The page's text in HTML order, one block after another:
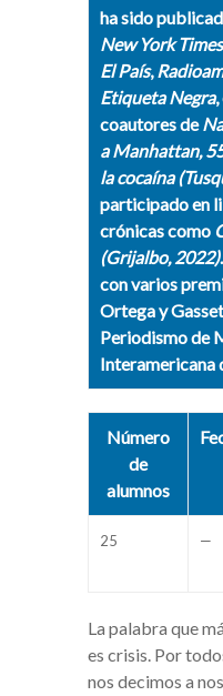
ha sido
New York Times
El País,
Etiqueta Negra,
coautores de
a Manhattan,
la cocaína
participado en
crónicas como
(Grijalbo, 2022)
con varios
Ortega y
Periodismo de
Interamericana
Número
de
alumnos
25 —
La palabra que
es crisis. Por
nos decimos a